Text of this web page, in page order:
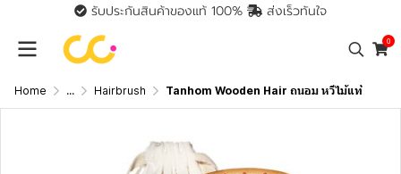
รับประกันสินค้าของแท้ 100% ส่งเร็วทันใจ
0
Home ... Hairbrush Tanhom Wooden Hair ถนอม หวีไม้แท้